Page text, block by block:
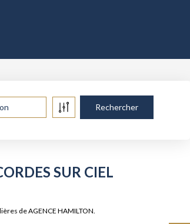
SUR CIEL
de AGENCE HAMILTON.